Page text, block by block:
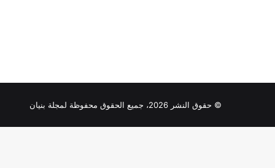
© حقوق النشر 2026، جميع الحقوق محفوظة لمجلة بنيان